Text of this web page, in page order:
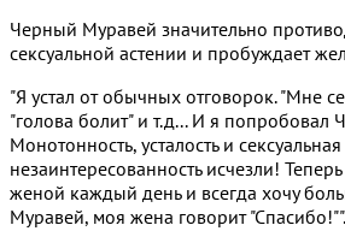
Черный Муравей значительно
сексуальной астении и пробуждает
"Я устал от обычных отговорок. "Мне
"голова болит" и т.д... И я
Монотонность, усталость и сексуальная
незаинтересованность исчезли!
женой каждый день и всегда хочу
Муравей, моя жена говорит "Спасибо!"".